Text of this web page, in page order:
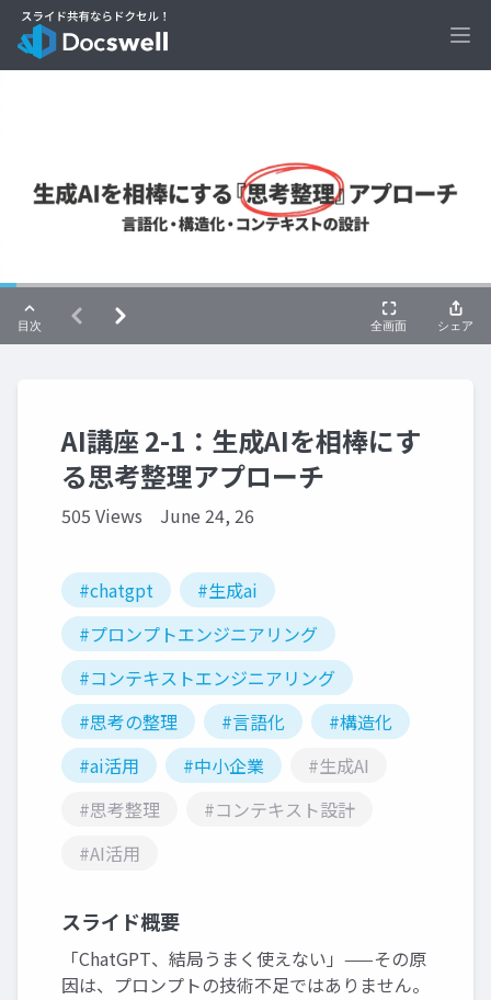
AI講座 2-1：生成AIを相棒にす
る思考整理アプローチ
505 Views June 24, 26
#chatgpt
#生成ai
#プロンプトエンジニアリング
#コンテキストエンジニアリング
#思考の整理
#言語化
#構造化
#ai活用
#中小企業
#生成AI
#思考整理
#コンテキスト設計
#AI活用
スライド概要
「ChatGPT、結局うまく使えない」——その原
因は、プロンプトの技術不足ではありません。